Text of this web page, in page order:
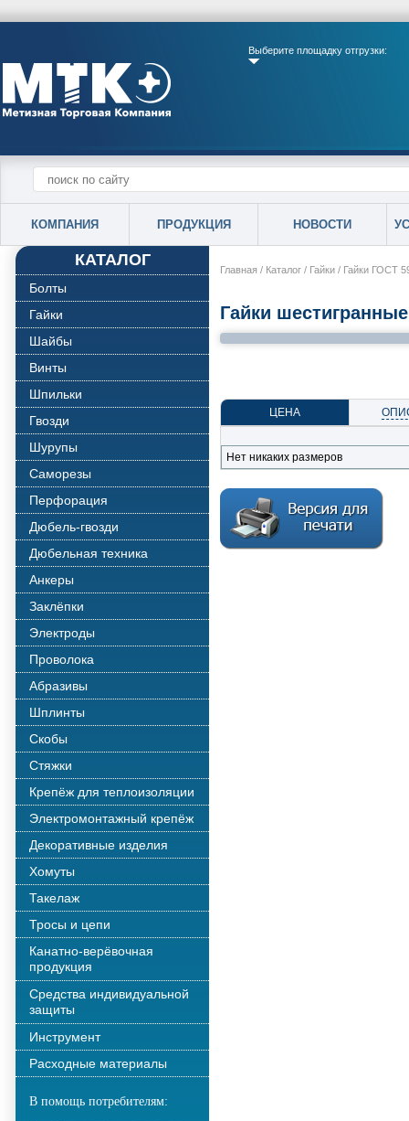
Выберите площадку отгрузки:
КОМПАНИЯ ПРОДУКЦИЯ НОВОСТИ
КАТАЛОГ
Болты
Гайки
Шайбы
Винты
Шпильки
Гвозди
Шурупы
Саморезы
Перфорация
Дюбель-гвозди
Дюбельная техника
Анкеры
Заклёпки
Электроды
Проволока
Абразивы
Шплинты
Скобы
Стяжки
Крепёж для теплоизоляции
Электромонтажный крепёж
Декоративные изделия
Хомуты
Такелаж
Тросы и цепи
Канатно-верёвочная
продукция
Средства индивидуальной
защиты
Инструмент
Расходные материалы
В помощь потребителям:
Главная / Каталог / Гайки / Гайки ГОСТ
Гайки
ЦЕНА
Нет никаких размеров